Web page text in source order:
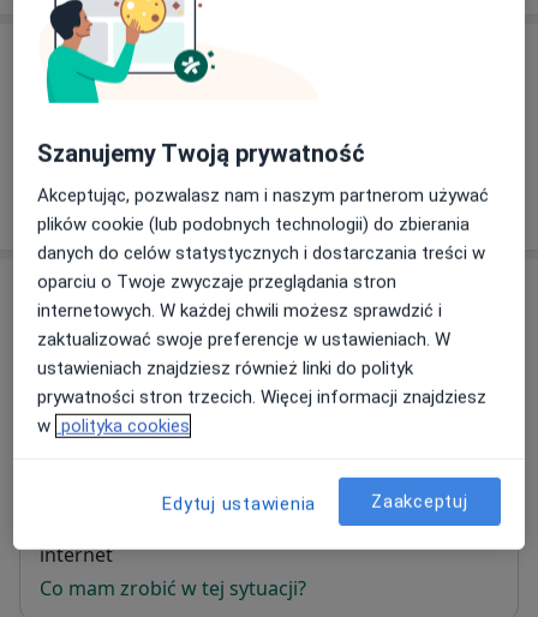
Usługi i ceny
Brak informacji o usługach i cenach
Ten lekarz nie dodał jeszcze informacji o usługach i
cenach.
Adres
Synergia Centrum Rehabilitacji Leczniczej
Adama Mickiewicza 56,63-100 Śrem
W tym gabinecie nie można umawiać wizyt przez
internet
Co mam zrobić w tej sytuacji?
Szanujemy Twoją prywatność
Akceptując, pozwalasz nam i naszym partnerom używać
plików cookie (lub podobnych technologii) do zbierania
danych do celów statystycznych i dostarczania treści w
oparciu o Twoje zwyczaje przeglądania stron
internetowych. W każdej chwili możesz sprawdzić i
zaktualizować swoje preferencje w ustawieniach. W
ustawieniach znajdziesz również linki do polityk
prywatności stron trzecich. Więcej informacji znajdziesz
w polityka cookies
Edytuj ustawienia Zaakceptuj